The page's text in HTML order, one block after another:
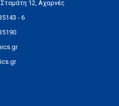
12, Αχαρνές
- 6